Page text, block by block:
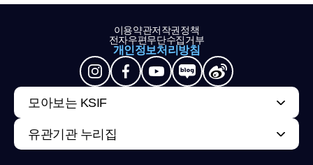
이용약관저작권정책
전자우편무단수집거부
개인정보처리방침
모아보는 KSIF
유관기관 누리집